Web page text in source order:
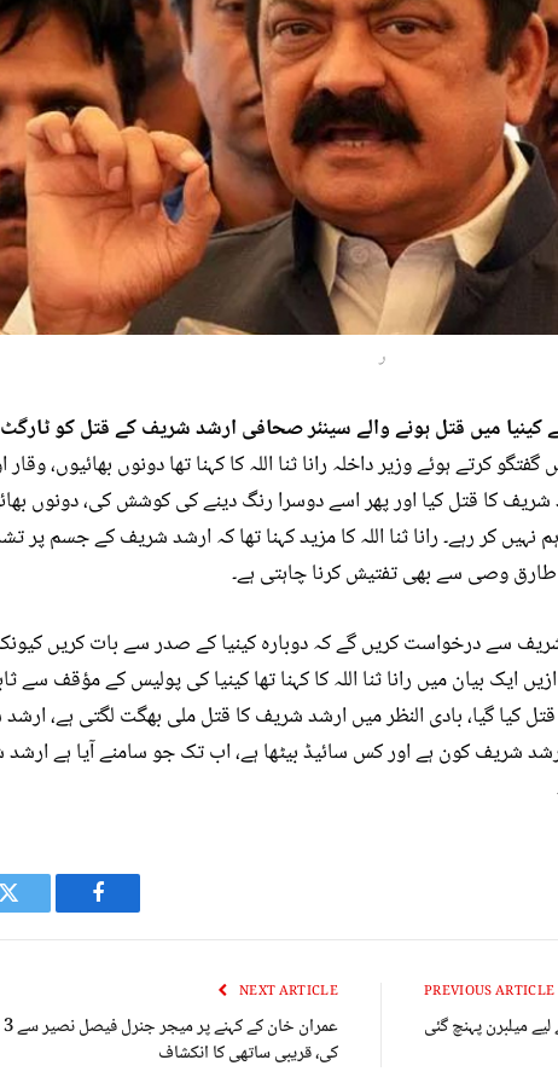
ر
نے کینیا میں قتل ہونے والے سینئر صحافی ارشد شریف کے قتل کو
کرتے ہوئے وزیر داخلہ رانا ثنا اللہ کا کہنا تھا دونوں بھائیوں، وقار
کا قتل کیا اور پھر اسے دوسرا رنگ دینے کی کوشش کی، دونوں
کر رہے۔ رانا ثنا اللہ کا مزید کہنا تھا کہ ارشد شریف کے جسم پر
طارق وصی سے بھی تفتیش کرنا چاہتی ہے۔
شریف سے درخواست کریں گے کہ دوبارہ کینیا کے صدر سے بات کریں
ایک بیان میں رانا ثنا اللہ کا کہنا تھا کینیا کی پولیس کے مؤقف سے
کیا گیا، بادی النظر میں ارشد شریف کا قتل ملی بھگت لگتی ہے،
شریف کون ہے اور کس سائیڈ بیٹھا ہے، اب تک جو سامنے آیا ہے
Facebook
NEXT ARTICLE
کی، قریبی ساتھی کا انکشاف